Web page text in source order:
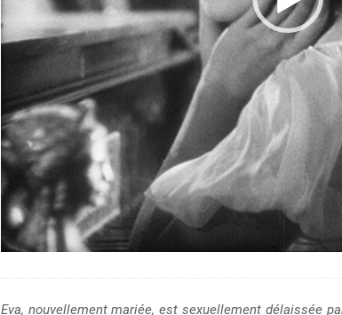
Eva, nouvellement mariée, est sexuellement délaissée